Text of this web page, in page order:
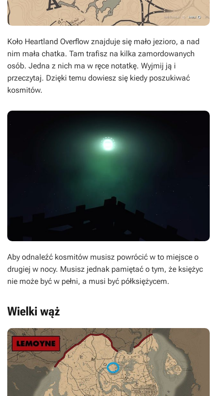
Koło Heartland Overflow znajduje się mało jezioro, a nad
nim mała chatka. Tam trafisz na kilka zamordowanych
osób. Jedna z nich ma w ręce notatkę. Wyjmij ją i
przeczytaj. Dzięki temu dowiesz się kiedy poszukiwać
kosmitów.
Aby odnaleźć kosmitów musisz powrócić w to miejsce o
drugiej w nocy. Musisz jednak pamiętać o tym, że księżyc
nie może być w pełni, a musi być półksiężycem.
Wielki wąż